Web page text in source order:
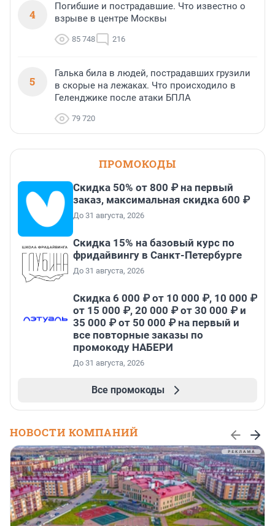
4
Погибшие и пострадавшие. Что известно о
взрыве в центре Москвы
85 748 216
5
Галька била в людей, пострадавших грузили
в скорые на лежаках. Что происходило в
Геленджике после атаки БПЛА
79 720
ПРОМОКОДЫ
Скидка 50% от 800 ₽ на первый
заказ, максимальная скидка 600 ₽
До 31 августа, 2026
Скидка 15% на базовый курс по
фридайвингу в Санкт-Петербурге
До 31 августа, 2026
Скидка 6 000 ₽ от 10 000 ₽, 10 000 ₽
от 15 000 ₽, 20 000 ₽ от 30 000 ₽ и
35 000 ₽ от 50 000 ₽ на первый и
все повторные заказы по
промокоду НАБЕРИ
До 31 августа, 2026
Все промокоды
НОВОСТИ КОМПАНИЙ